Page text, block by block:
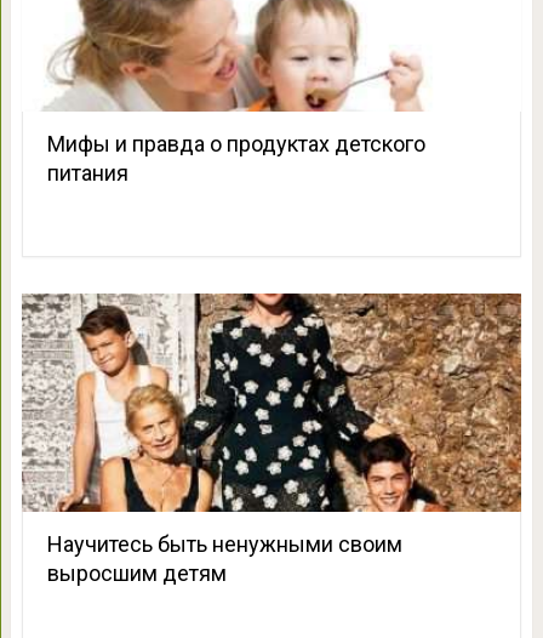
Мифы и правда о продуктах детского
питания
Научитесь быть ненужными своим
выросшим детям